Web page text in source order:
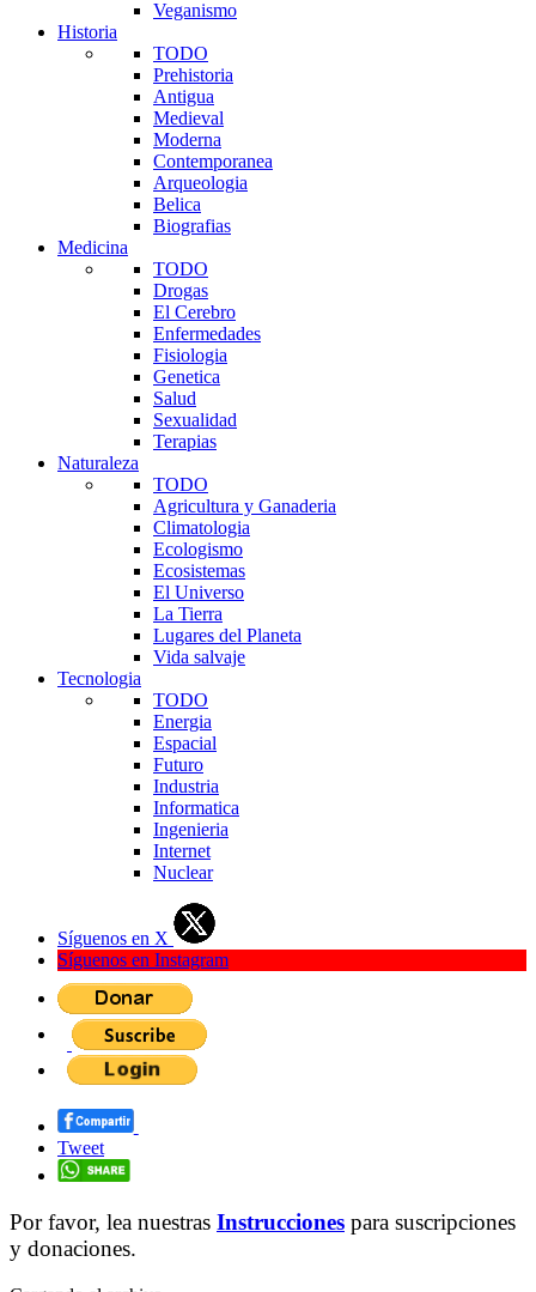
Veganismo
Historia
TODO
Prehistoria
Antigua
Medieval
Moderna
Contemporanea
Arqueologia
Belica
Biografias
Medicina
TODO
Drogas
El Cerebro
Enfermedades
Fisiologia
Genetica
Salud
Sexualidad
Terapias
Naturaleza
TODO
Agricultura y Ganaderia
Climatologia
Ecologismo
Ecosistemas
El Universo
La Tierra
Lugares del Planeta
Vida salvaje
Tecnologia
TODO
Energia
Espacial
Futuro
Industria
Informatica
Ingenieria
Internet
Nuclear
Síguenos en X
Síguenos en Instagram
Tweet
Por favor, lea nuestras Instrucciones para suscripciones
y donaciones.